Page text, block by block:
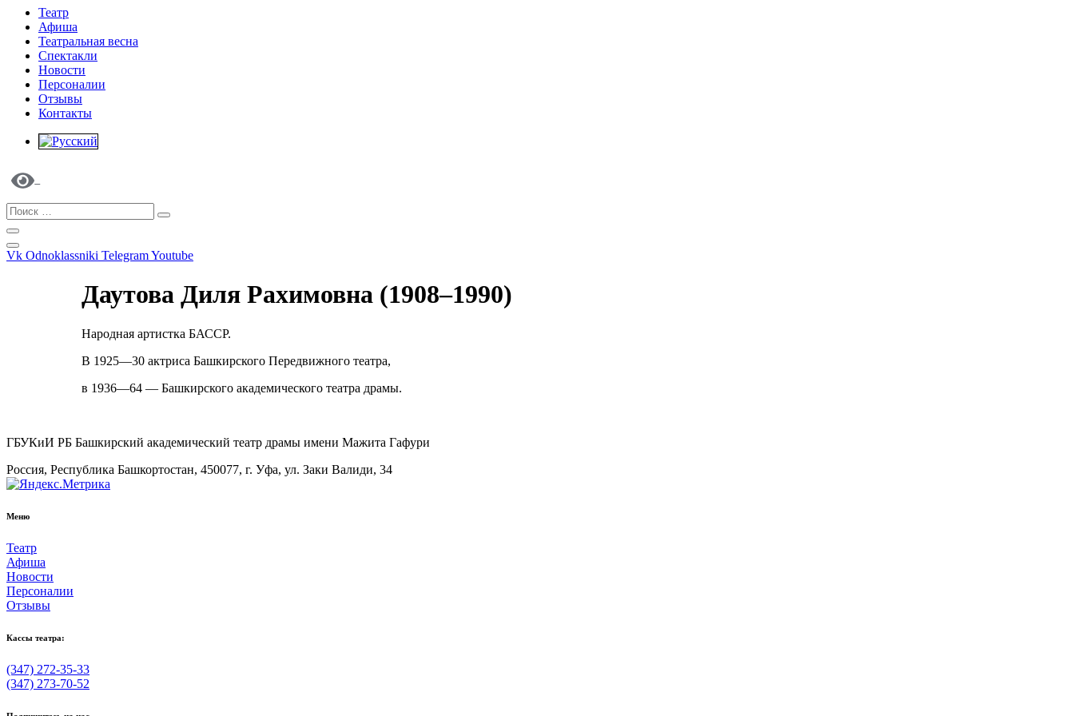
Театр
Афиша
Театральная весна
Спектакли
Новости
Персоналии
Отзывы
Контакты
Vk Odnoklassniki TelegramYoutube
Даутова Диля Рахимовна (1908–1990)
Народная артистка БАССР.
В 1925—30 актриса Башкирского Передвижного театра,
в 1936—64 — Башкирского академического театра драмы.
ГБУКиИ РБ Башкирский академический театр драмы имени Мажита Гафури
Россия, Республика Башкортостан, 450077, г. Уфа, ул. Заки Валиди, 34
Меню
Театр
Афиша
Новости
Персоналии
Отзывы
Кассы театра:
(347) 272-35-33
(347) 273-70-52